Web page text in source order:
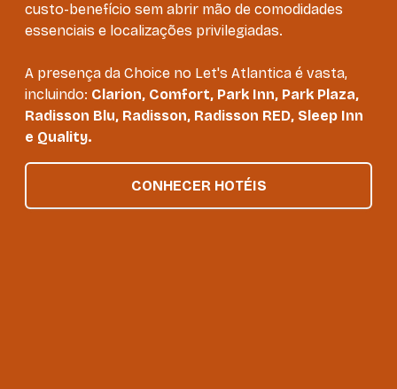
custo-benefício sem abrir mão de comodidades
essenciais e localizações privilegiadas.
A presença da Choice no Let's Atlantica é vasta,
incluindo: Clarion, Comfort, Park Inn, Park Plaza,
Radisson Blu, Radisson, Radisson RED, Sleep Inn
e Quality.
CONHECER HOTÉIS